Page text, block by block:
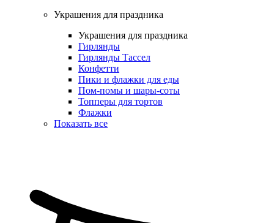
Украшения для праздника
Украшения для праздника
Гирлянды
Гирлянды Тассел
Конфетти
Пики и флажки для еды
Пом-помы и шары-соты
Топперы для тортов
Флажки
Показать все